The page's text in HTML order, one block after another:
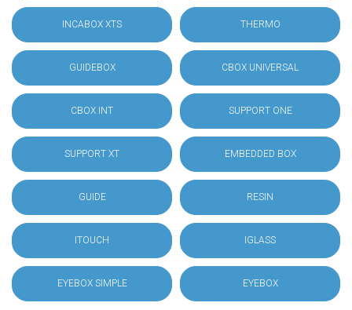
INCABOX XTS THERMO
GUIDEBOX CBOX UNIVERSAL
CBOX INT SUPPORT ONE
SUPPORT XT EMBEDDED BOX
GUIDE RESIN
ITOUCH IGLASS
EYEBOX SIMPLE EYEBOX